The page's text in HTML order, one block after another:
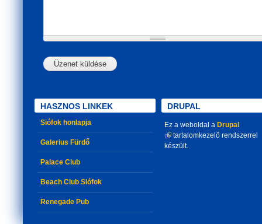
HASZNOS LINKEK
Siófok honlapja
Galerius Fürdő
Palace Club
Beach Club Siófok
Renegade Pub
DRUPAL
Ez a weboldal a Drupal
(link is external)
tartalomkezelő rendszerrel
készült.